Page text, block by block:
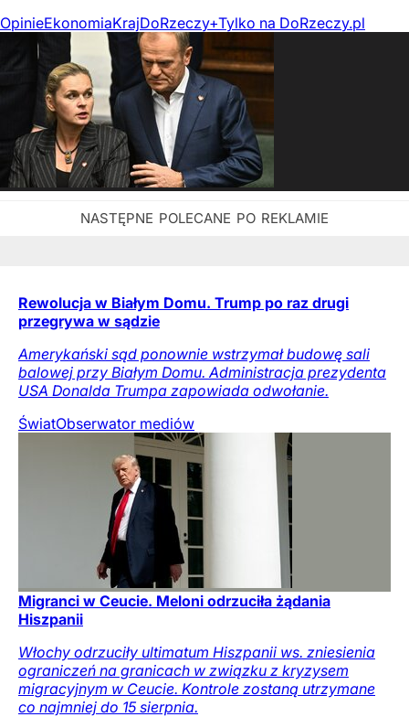
OpinieEkonomiaKrajDoRzeczy+Tylko na DoRzeczy.pl
Rewolucja w Białym Domu. Trump po raz drugi
przegrywa w sądzie
Amerykański sąd ponownie wstrzymał budowę sali
balowej przy Białym Domu. Administracja prezydenta
USA Donalda Trumpa zapowiada odwołanie.
ŚwiatObserwator mediów
Migranci w Ceucie. Meloni odrzuciła żądania
Hiszpanii
Włochy odrzuciły ultimatum Hiszpanii ws. zniesienia
ograniczeń na granicach w związku z kryzysem
migracyjnym w Ceucie. Kontrole zostaną utrzymane
co najmniej do 15 sierpnia.